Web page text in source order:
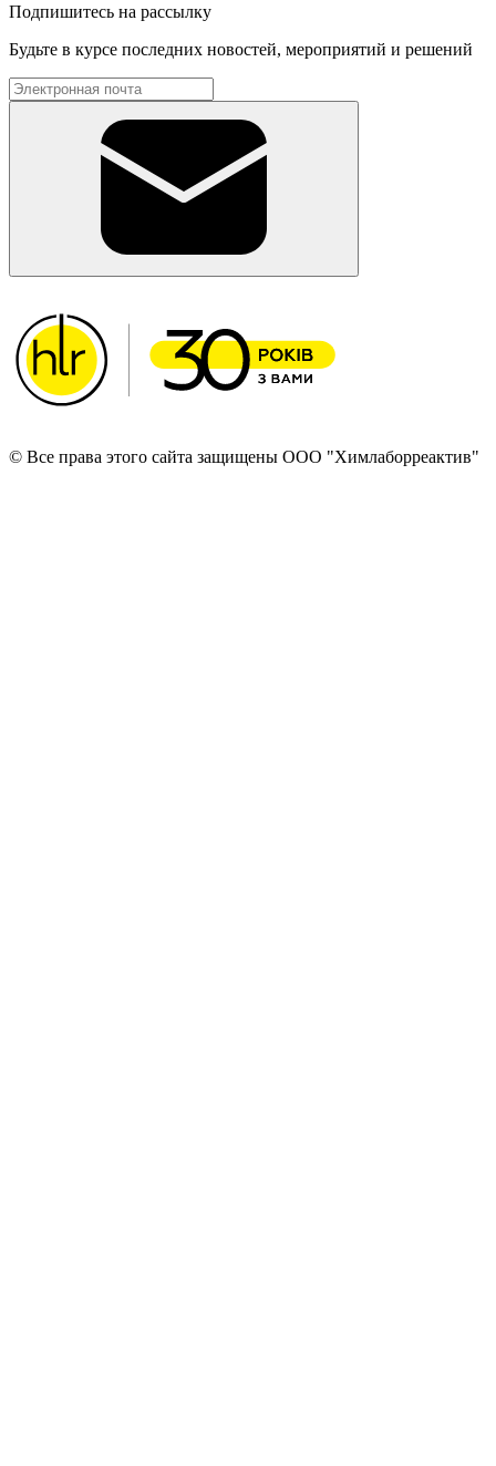
Подпишитесь на рассылку
Будьте в курсе последних новостей, мероприятий и решений
© Все права этого сайта защищены ООО "Химлаборреактив"